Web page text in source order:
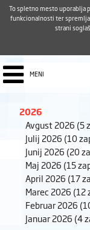
E-
MENI
2026
Avgust 2026 (5
Julij 2026 (10
Junij 2026 (20
Maj 2026 (15
April 2026 (17
Marec 2026 (12
Februar 2026
Januar 2026 (4
To spletno mesto uporablja
funkcionalnosti ter
strani